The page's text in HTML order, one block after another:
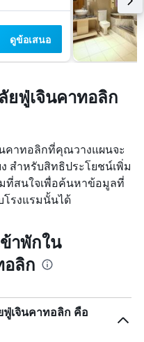
ดูข้อเสนอ
ฟู่เจินคาทอลิก
คาทอลิกที่คุณวางแผนจะ
สำหรับสิทธิประโยชน์เพิ่ม
ที่สนใจเพื่อค้นหาข้อมูลที่
โรงแรมนั้นได้
าพักใน
อลิก
เจินคาทอลิก คือ